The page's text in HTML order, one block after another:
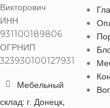
Викторович
ИНН
931100189806
ОГРНИП
323930100127931
Мебельный
склад: г. Донецк,